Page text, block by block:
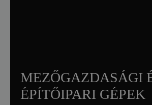
MEZŐGAZDASÁGI
ÉPÍTŐIPARI GÉPEK